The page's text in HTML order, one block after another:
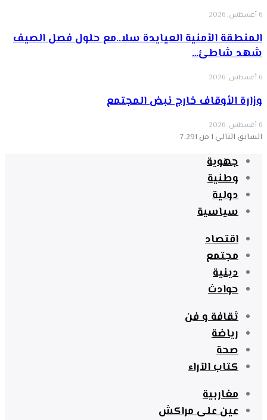
6 أغسطس, 2026
‏المنطقة الأمنية العيايدة سلا..مع حلول فصل الصيف
شهد شاطئ…
6 أغسطس, 2026
وزارة الأوقاف خارج نبض المجتمع
6 أغسطس, 2026
السابق التالي 1 من 7٬291
جهوية
وطنية
دولية
سياسية
اقتصاد
مجتمع
دينية
حوادث
ثقافة و فن
رياضة
صحة
كتاب الآراء
مغاربية
عين على مراكش